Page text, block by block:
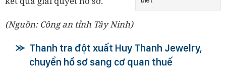
(Nguồn: Công an tỉnh Tây Ninh)
Thanh tra đột xuất Huy Thanh Jewelry,
chuyển hồ sơ sang cơ quan thuế